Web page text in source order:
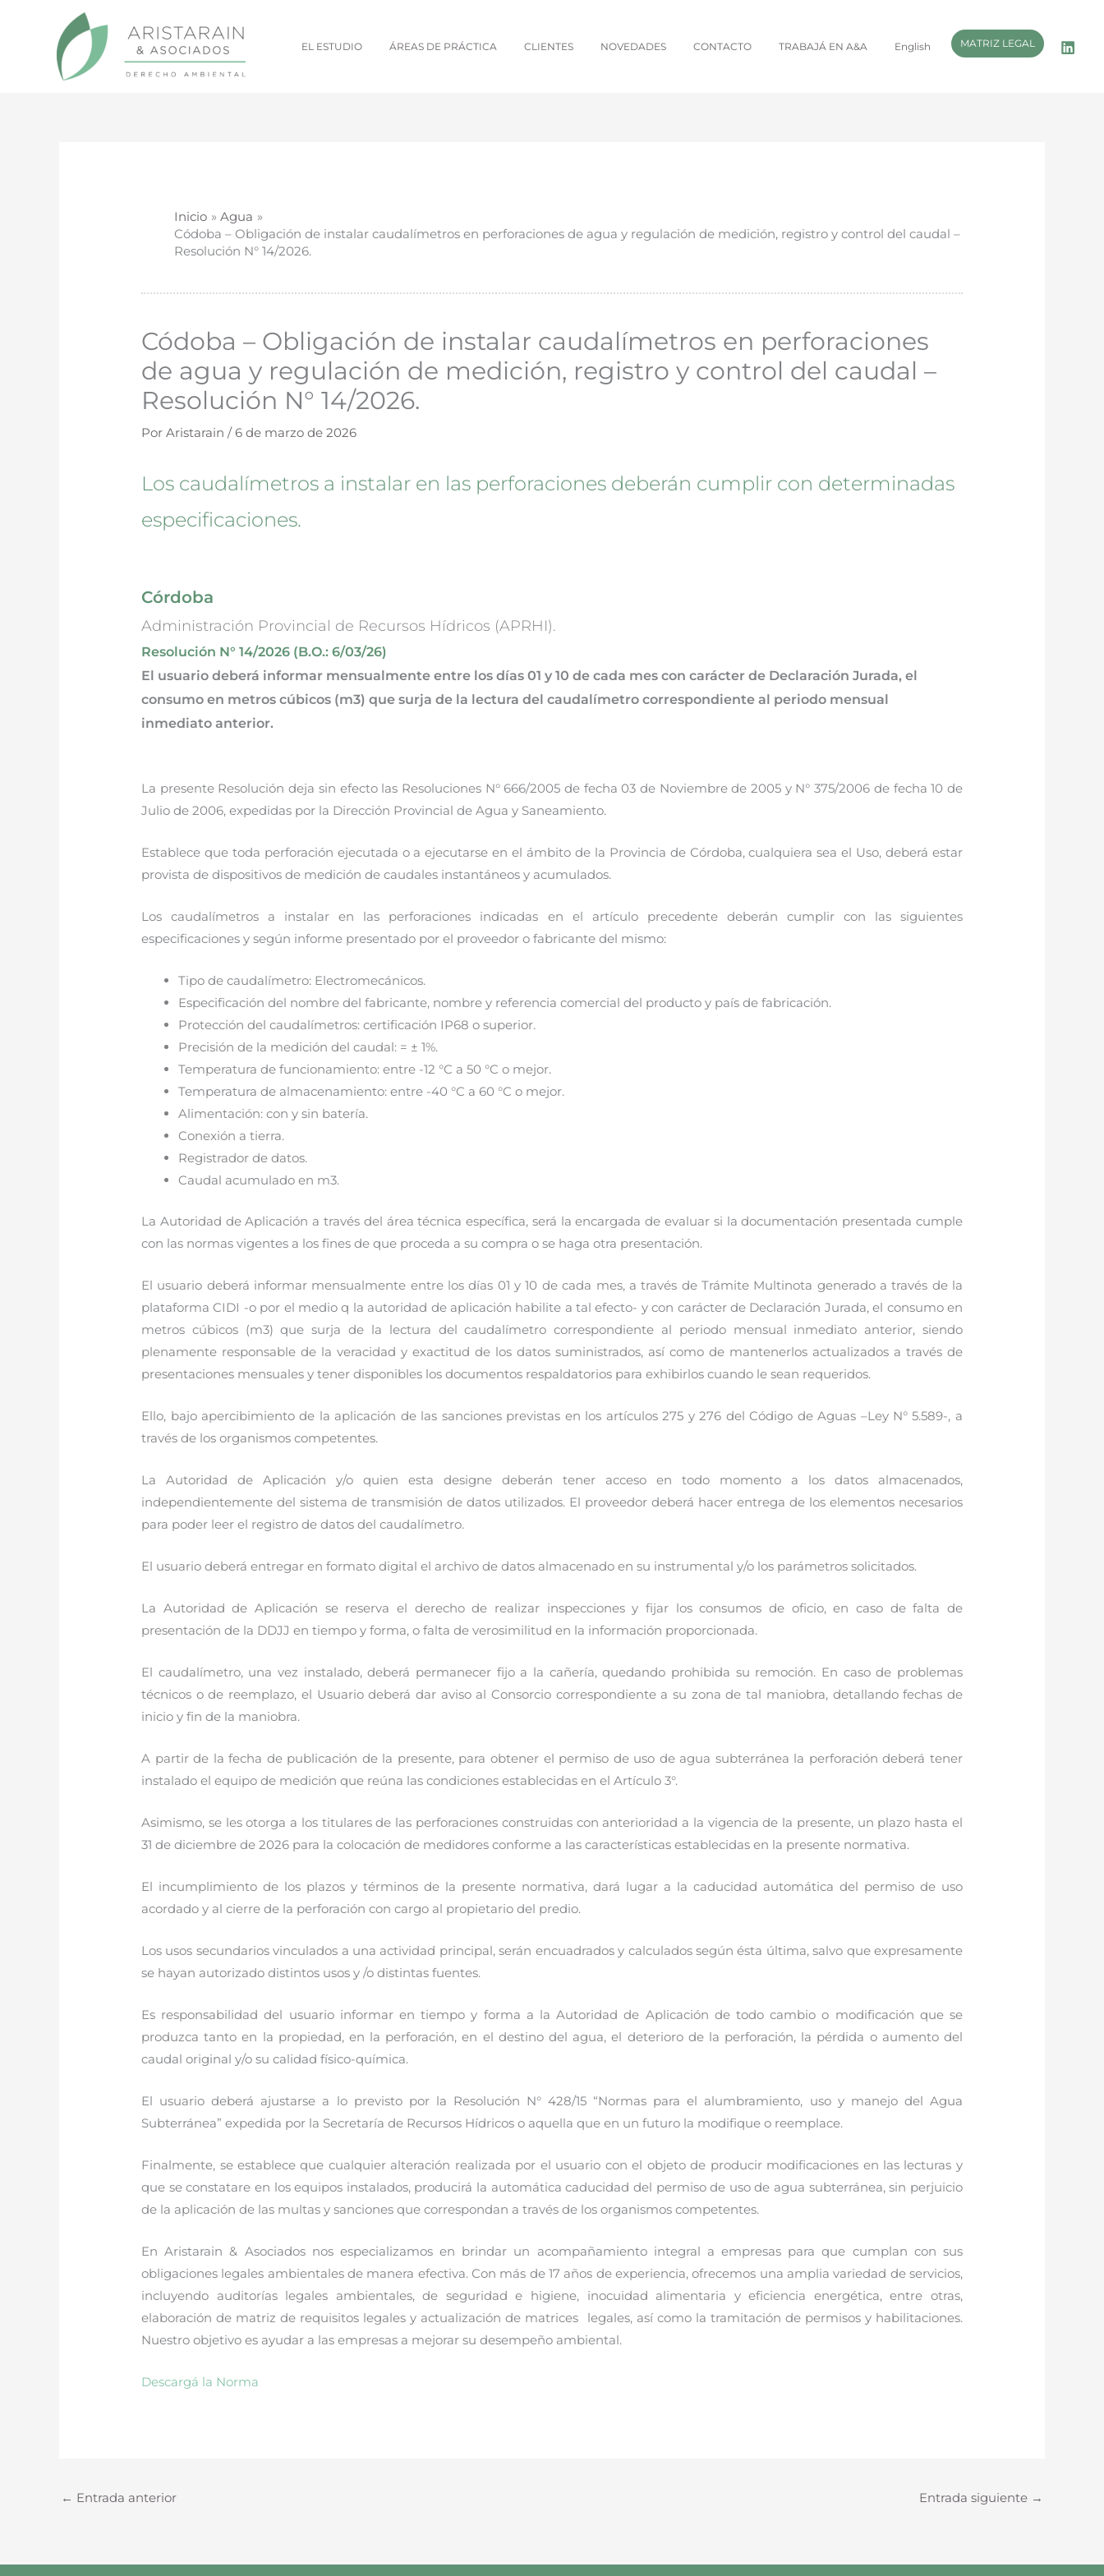
contenido
EL ESTUDIO ÁREAS DE PRÁCTICA CLIENTES NOVEDADES CONTACTO TRABAJÁ EN A&A English MATRIZ LEGAL
Inicio
Agua
Códoba – Obligación de instalar caudalímetros en perforaciones de agua y regulación de medición, registro y control del caudal –
Resolución N° 14/2026.
Códoba – Obligación de instalar caudalímetros en perforaciones
de agua y regulación de medición, registro y control del caudal –
Resolución N° 14/2026.
PorAristarain/6 de marzo de 2026
Los caudalímetros a instalar en las perforaciones deberán cumplir con determinadas
especificaciones.
Córdoba
Administración Provincial de Recursos Hídricos (APRHI).
Resolución N° 14/2026 (B.O.: 6/03/26)
El usuario deberá informar mensualmente entre los días 01 y 10 de cada mes con carácter de Declaración Jurada, el
consumo en metros cúbicos (m3) que surja de la lectura del caudalímetro correspondiente al periodo mensual
inmediato anterior.
La presente Resolución deja sin efecto las Resoluciones N° 666/2005 de fecha 03 de Noviembre de 2005 y N° 375/2006 de fecha 10 de
Julio de 2006, expedidas por la Dirección Provincial de Agua y Saneamiento.
Establece que toda perforación ejecutada o a ejecutarse en el ámbito de la Provincia de Córdoba, cualquiera sea el Uso, deberá estar
provista de dispositivos de medición de caudales instantáneos y acumulados.
Los caudalímetros a instalar en las perforaciones indicadas en el artículo precedente deberán cumplir con las siguientes
especificaciones y según informe presentado por el proveedor o fabricante del mismo:
Tipo de caudalímetro: Electromecánicos.
Especificación del nombre del fabricante, nombre y referencia comercial del producto y país de fabricación.
Protección del caudalímetros: certificación IP68 o superior.
Precisión de la medición del caudal: = ± 1%.
Temperatura de funcionamiento: entre -12 °C a 50 °C o mejor.
Temperatura de almacenamiento: entre -40 °C a 60 °C o mejor.
Alimentación: con y sin batería.
Conexión a tierra.
Registrador de datos.
Caudal acumulado en m3.
La Autoridad de Aplicación a través del área técnica específica, será la encargada de evaluar si la documentación presentada cumple
con las normas vigentes a los fines de que proceda a su compra o se haga otra presentación.
El usuario deberá informar mensualmente entre los días 01 y 10 de cada mes, a través de Trámite Multinota generado a través de la
plataforma CIDI -o por el medio q la autoridad de aplicación habilite a tal efecto- y con carácter de Declaración Jurada, el consumo en
metros cúbicos (m3) que surja de la lectura del caudalímetro correspondiente al periodo mensual inmediato anterior, siendo
plenamente responsable de la veracidad y exactitud de los datos suministrados, así como de mantenerlos actualizados a través de
presentaciones mensuales y tener disponibles los documentos respaldatorios para exhibirlos cuando le sean requeridos.
Ello, bajo apercibimiento de la aplicación de las sanciones previstas en los artículos 275 y 276 del Código de Aguas –Ley N° 5.589-, a
través de los organismos competentes.
La Autoridad de Aplicación y/o quien esta designe deberán tener acceso en todo momento a los datos almacenados,
independientemente del sistema de transmisión de datos utilizados. El proveedor deberá hacer entrega de los elementos necesarios
para poder leer el registro de datos del caudalímetro.
El usuario deberá entregar en formato digital el archivo de datos almacenado en su instrumental y/o los parámetros solicitados.
La Autoridad de Aplicación se reserva el derecho de realizar inspecciones y fijar los consumos de oficio, en caso de falta de
presentación de la DDJJ en tiempo y forma, o falta de verosimilitud en la información proporcionada.
El caudalímetro, una vez instalado, deberá permanecer fijo a la cañería, quedando prohibida su remoción. En caso de problemas
técnicos o de reemplazo, el Usuario deberá dar aviso al Consorcio correspondiente a su zona de tal maniobra, detallando fechas de
inicio y fin de la maniobra.
A partir de la fecha de publicación de la presente, para obtener el permiso de uso de agua subterránea la perforación deberá tener
instalado el equipo de medición que reúna las condiciones establecidas en el Artículo 3°.
Asimismo, se les otorga a los titulares de las perforaciones construidas con anterioridad a la vigencia de la presente, un plazo hasta el
31 de diciembre de 2026 para la colocación de medidores conforme a las características establecidas en la presente normativa.
El incumplimiento de los plazos y términos de la presente normativa, dará lugar a la caducidad automática del permiso de uso
acordado y al cierre de la perforación con cargo al propietario del predio.
Los usos secundarios vinculados a una actividad principal, serán encuadrados y calculados según ésta última, salvo que expresamente
se hayan autorizado distintos usos y /o distintas fuentes.
Es responsabilidad del usuario informar en tiempo y forma a la Autoridad de Aplicación de todo cambio o modificación que se
produzca tanto en la propiedad, en la perforación, en el destino del agua, el deterioro de la perforación, la pérdida o aumento del
caudal original y/o su calidad físico-química.
El usuario deberá ajustarse a lo previsto por la Resolución N° 428/15 “Normas para el alumbramiento, uso y manejo del Agua
Subterránea” expedida por la Secretaría de Recursos Hídricos o aquella que en un futuro la modifique o reemplace.
Finalmente, se establece que cualquier alteración realizada por el usuario con el objeto de producir modificaciones en las lecturas y
que se constatare en los equipos instalados, producirá la automática caducidad del permiso de uso de agua subterránea, sin perjuicio
de la aplicación de las multas y sanciones que correspondan a través de los organismos competentes.
En Aristarain & Asociados nos especializamos en brindar un acompañamiento integral a empresas para que cumplan con sus
obligaciones legales ambientales de manera efectiva. Con más de 17 años de experiencia, ofrecemos una amplia variedad de servicios,
incluyendo auditorías legales ambientales, de seguridad e higiene, inocuidad alimentaria y eficiencia energética, entre otras,
elaboración de matriz de requisitos legales y actualización de matrices legales, así como la tramitación de permisos y habilitaciones.
Nuestro objetivo es ayudar a las empresas a mejorar su desempeño ambiental.
Descargá la Norma
← Entrada anterior Entrada siguiente →